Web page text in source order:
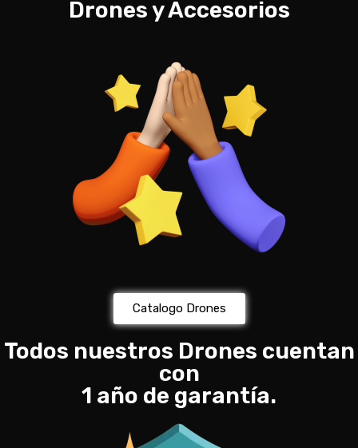
Drones y Accesorios
Catalogo Drones
Todos nuestros Drones cuentan
con
1 año de garantía.